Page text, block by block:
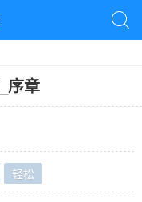

序章
轻松